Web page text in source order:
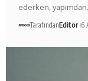
ederken,
TarafındanEditör 6